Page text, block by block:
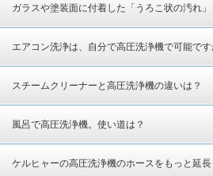
ガラスや塗装面に付着した「うろこ状の汚れ
エアコン洗浄は、自分で高圧洗浄機で可能です
スチームクリーナーと高圧洗浄機の違いは？
風呂で高圧洗浄機。使い道は？
ケルヒャーの高圧洗浄機のホースをもっと延